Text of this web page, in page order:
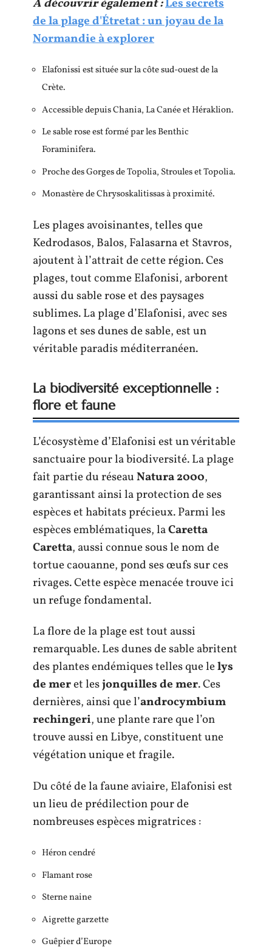
A découvrir également :Les secrets
de la plage d'Étretat : un joyau de la
Normandie à explorer
Elafonissi est située sur la côte sud-ouest de la
Crète.
Accessible depuis Chania, La Canée et Héraklion.
Le sable rose est formé par les Benthic
Foraminifera.
Proche des Gorges de Topolia, Stroules et Topolia.
Monastère de Chrysoskalitissas à proximité.
Les plages avoisinantes, telles que
Kedrodasos, Balos, Falasarna et Stavros,
ajoutent à l’attrait de cette région. Ces
plages, tout comme Elafonisi, arborent
aussi du sable rose et des paysages
sublimes. La plage d’Elafonisi, avec ses
lagons et ses dunes de sable, est un
véritable paradis méditerranéen.
La biodiversité exceptionnelle :
flore et faune
L’écosystème d’Elafonisi est un véritable
sanctuaire pour la biodiversité. La plage
fait partie du réseauNatura 2000,
garantissant ainsi la protection de ses
espèces et habitats précieux. Parmi les
espèces emblématiques, laCaretta
Caretta, aussi connue sous le nom de
tortue caouanne, pond ses œufs sur ces
rivages. Cette espèce menacée trouve ici
un refuge fondamental.
La flore de la plage est tout aussi
remarquable. Les dunes de sable abritent
des plantes endémiques telles que lelys
de meret lesjonquilles de mer. Ces
dernières, ainsi que l’androcymbium
rechingeri, une plante rare que l’on
trouve aussi en Libye, constituent une
végétation unique et fragile.
Du côté de la faune aviaire, Elafonisi est
un lieu de prédilection pour de
nombreuses espèces migratrices :
Héron cendré
Flamant rose
Sterne naine
Aigrette garzette
Guêpier d’Europe